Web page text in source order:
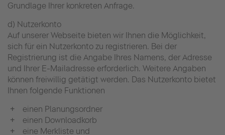
Grundlage Ihrer konkreten Anfrage.
d) Nutzerkonto
Auf unserer Webseite bieten wir Ihnen die Möglichkeit,
sich für ein Nutzerkonto zu registrieren. Bei der
Registrierung ist die Angabe Ihres Namens, der Adresse
und Ihrer E-Mailadresse erforderlich. Weitere Angaben
können freiwillig getätigt werden. Das Nutzerkonto bietet
Ihnen folgende Funktionen
einen Planungsordner
einen Downloadkorb
eine Merkliste und